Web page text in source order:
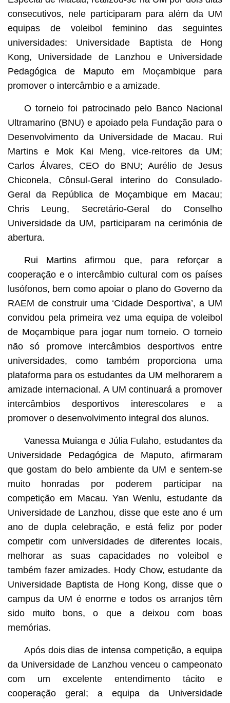
consecutivos, nele participaram para além da UM
equipas de voleibol feminino das seguintes
universidades: Universidade Baptista de Hong
Kong, Universidade de Lanzhou e Universidade
Pedagógica de Maputo em Moçambique para
promover o intercâmbio e a amizade.
O torneio foi patrocinado pelo Banco Nacional
Ultramarino (BNU) e apoiado pela Fundação para o
Desenvolvimento da Universidade de Macau. Rui
Martins e Mok Kai Meng, vice-reitores da UM;
Carlos Álvares, CEO do BNU; Aurélio de Jesus
Chiconela, Cônsul-Geral interino do Consulado-
Geral da República de Moçambique em Macau;
Chris Leung, Secretário-Geral do Conselho
Universidade da UM, participaram na cerimónia de
abertura.
Rui Martins afirmou que, para reforçar a
cooperação e o intercâmbio cultural com os países
lusófonos, bem como apoiar o plano do Governo da
RAEM de construir uma ‘Cidade Desportiva’, a UM
convidou pela primeira vez uma equipa de voleibol
de Moçambique para jogar num torneio. O torneio
não só promove intercâmbios desportivos entre
universidades, como também proporciona uma
plataforma para os estudantes da UM melhorarem a
amizade internacional. A UM continuará a promover
intercâmbios desportivos interescolares e a
promover o desenvolvimento integral dos alunos.
Vanessa Muianga e Júlia Fulaho, estudantes da
Universidade Pedagógica de Maputo, afirmaram
que gostam do belo ambiente da UM e sentem-se
muito honradas por poderem participar na
competição em Macau. Yan Wenlu, estudante da
Universidade de Lanzhou, disse que este ano é um
ano de dupla celebração, e está feliz por poder
competir com universidades de diferentes locais,
melhorar as suas capacidades no voleibol e
também fazer amizades. Hody Chow, estudante da
Universidade Baptista de Hong Kong, disse que o
campus da UM é enorme e todos os arranjos têm
sido muito bons, o que a deixou com boas
memórias.
Após dois dias de intensa competição, a equipa
da Universidade de Lanzhou venceu o campeonato
com um excelente entendimento tácito e
cooperação geral; a equipa da Universidade